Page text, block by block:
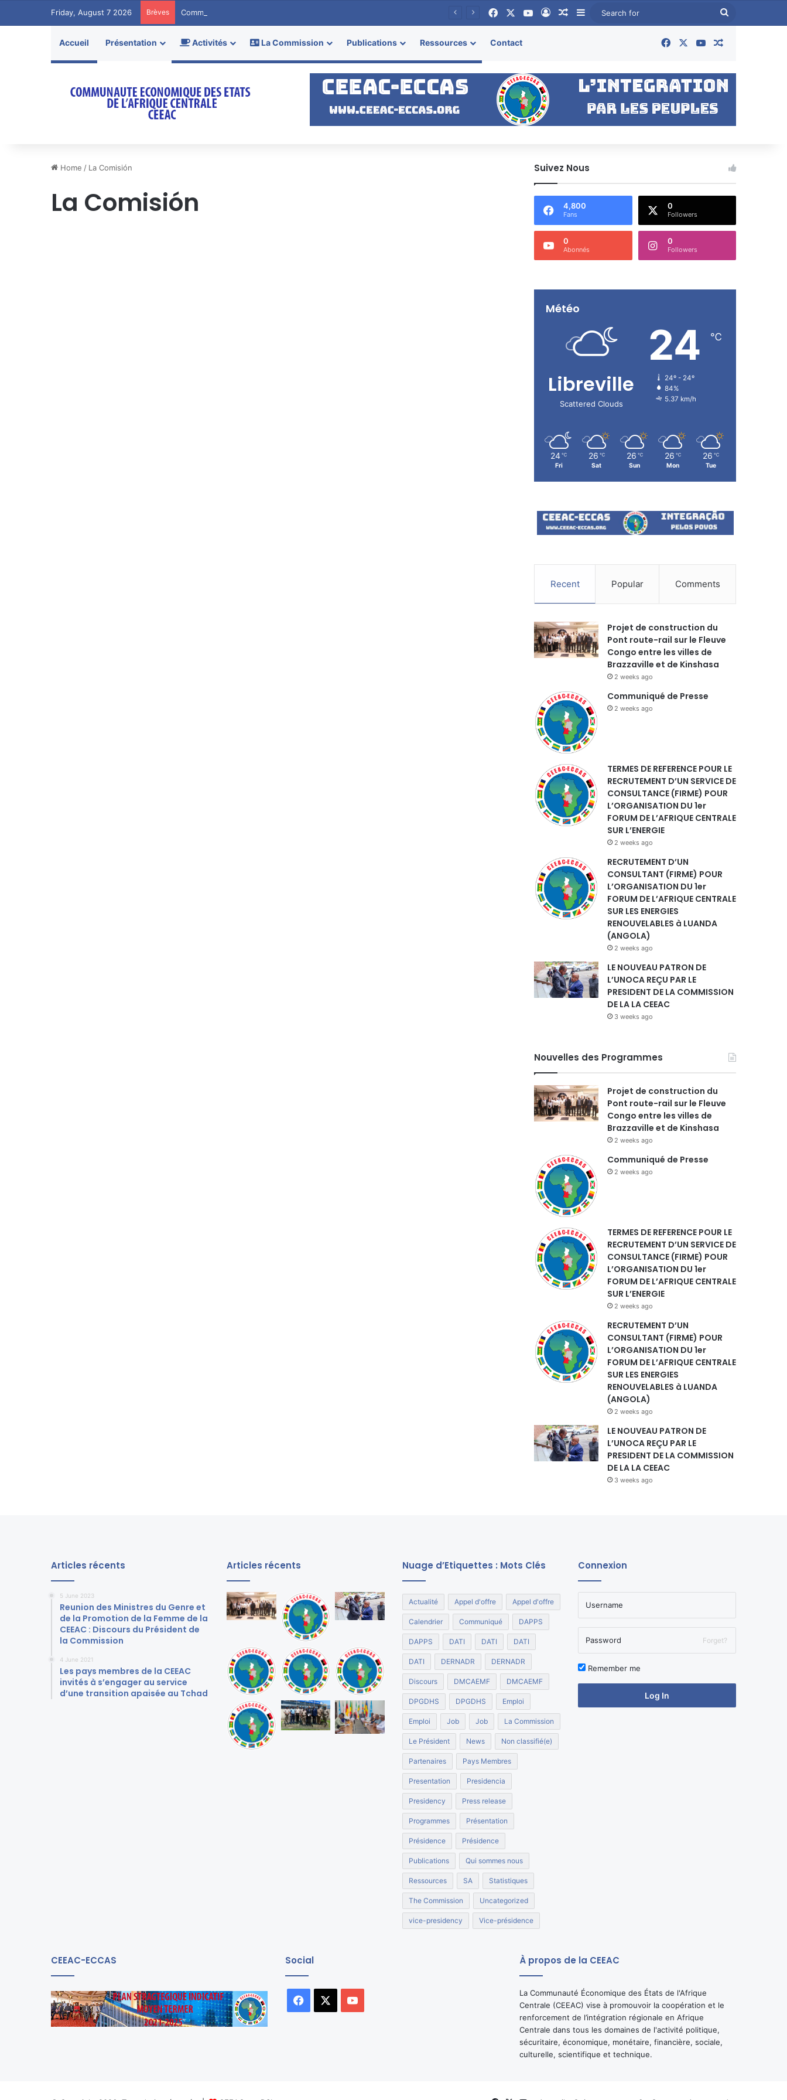
Friday, August 7 2026 Brèves Communiqué de Presse FacebookYouTubeLog InRandom Article
Sidebar
Accueil Présentation Activités La Commission Publications Ressources Contact FacebookYouTube
Home / La Comisión
La Comisión
Suivez Nous
4,800
Fans
0
Followers
0
Abonnés
0
Followers
Météo
Libreville
Scattered Clouds
24 ℃
24º - 24º
84%
5.37 km/h
24 ℃
Fri
26 ℃
Sat
26 ℃
Sun
26 ℃
Mon
26 ℃
Tue
Recent Popular Comments
Projet de construction du
Pont route-rail sur le Fleuve
Congo entre les villes de
Brazzaville et de Kinshasa
2 weeks ago
Communiqué de Presse
2 weeks ago
TERMES DE REFERENCE POUR LE
RECRUTEMENT D’UN SERVICE DE
CONSULTANCE (FIRME) POUR
L’ORGANISATION DU 1er
FORUM DE L’AFRIQUE CENTRALE
SUR L’ENERGIE
2 weeks ago
RECRUTEMENT D’UN
CONSULTANT (FIRME) POUR
L’ORGANISATION DU 1er
FORUM DE L’AFRIQUE CENTRALE
SUR LES ENERGIES
RENOUVELABLES à LUANDA
(ANGOLA)
2 weeks ago
LE NOUVEAU PATRON DE
L’UNOCA REÇU PAR LE
PRESIDENT DE LA COMMISSION
DE LA LA CEEAC
3 weeks ago
Nouvelles des Programmes
Projet de construction du
Pont route-rail sur le Fleuve
Congo entre les villes de
Brazzaville et de Kinshasa
2 weeks ago
Communiqué de Presse
2 weeks ago
TERMES DE REFERENCE POUR LE
RECRUTEMENT D’UN SERVICE DE
CONSULTANCE (FIRME) POUR
L’ORGANISATION DU 1er
FORUM DE L’AFRIQUE CENTRALE
SUR L’ENERGIE
2 weeks ago
RECRUTEMENT D’UN
CONSULTANT (FIRME) POUR
L’ORGANISATION DU 1er
FORUM DE L’AFRIQUE CENTRALE
SUR LES ENERGIES
RENOUVELABLES à LUANDA
(ANGOLA)
2 weeks ago
LE NOUVEAU PATRON DE
L’UNOCA REÇU PAR LE
PRESIDENT DE LA COMMISSION
DE LA LA CEEAC
3 weeks ago
Articles récents
5 June 2023
Reunion des Ministres du Genre et
de la Promotion de la Femme de la
CEEAC : Discours du Président de
la Commission
4 June 2021
Les pays membres de la CEEAC
invités à s’engager au service
d’une transition apaisée au Tchad
Articles récents Nuage d’Etiquettes : Mots Clés
Actualité Appel d'offre Appel d'offre
Calendrier Communiqué DAPPS
DAPPS DATI DATI DATI
DATI DERNADR DERNADR
Discours DMCAEMF DMCAEMF
DPGDHS DPGDHS Emploi
Emploi Job Job La Commission
Le Président News Non classifié(e)
Partenaires Pays Membres
Presentation Presidencia
Presidency Press release
Programmes Présentation
Présidence Présidence
Publications Qui sommes nous
Ressources SA Statistiques
The Commission Uncategorized
vice-presidency Vice-présidence
Connexion
Forget?
Remember me
Log In
CEEAC-ECCAS Social
Facebook YouTube
À propos de la CEEAC
La Communauté Économique des États de l'Afrique
Centrale (CEEAC) vise à promouvoir la coopération et le
renforcement de l’intégration régionale en Afrique
Centrale dans tous les domaines de l'activité politique,
sécuritaire, économique, monétaire, financière, sociale,
culturelle, scientifique et technique.